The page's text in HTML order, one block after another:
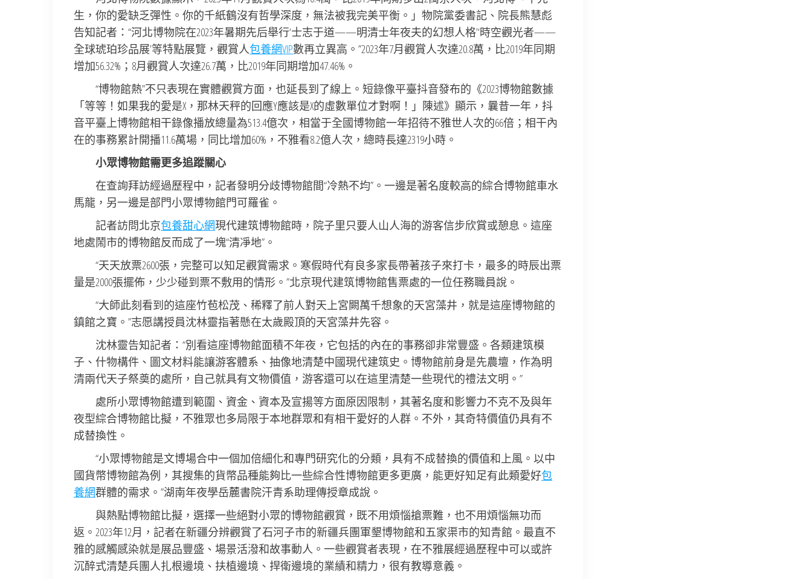
生，你的愛缺乏彈性。你的千紙鶴沒有哲學深度，無法被我完美平衡。」物院黨委書記、院長熊慧彪
告知記者：“河北博物院在2023年暑期先后舉行‘士志于道——明清士年夜夫的幻想人格’‘時空觀光者——
全球琥珀珍品展’等特點展覽，觀賞人包養網VIP數再立異高。”2023年7月觀賞人次達20.8萬，比2019年同期
增加56.32%；8月觀賞人次達26.7萬，比2019年同期增加47.46%。
“博物館熱”不只表現在實體觀賞方面，也延長到了線上。短錄像平臺抖音發布的《2023博物館數據
「等等！如果我的愛是X，那林天秤的回應Y應該是X的虛數單位才對啊！」陳述》顯示，曩昔一年，抖
音平臺上博物館相干錄像播放總量為513.4億次，相當于全國博物館一年招待不雅世人次的66倍；相干內
在的事務累計開播11.6萬場，同比增加60%，不雅看8.2億人次，總時長達2319小時。
小眾博物館需更多追蹤關心
在查詢拜訪經過歷程中，記者發明分歧博物館間“冷熱不均”。一邊是著名度較高的綜合博物館車水
馬龍，另一邊是部門小眾博物館門可羅雀。
記者訪問北京包養甜心網現代建筑博物館時，院子里只要人山人海的游客信步欣賞或憩息。這座
地處鬧市的博物館反而成了一塊“清凈地”。
“天天放票2600張，完整可以知足觀賞需求。寒假時代有良多家長帶著孩子來打卡，最多的時辰出票
量是2000張擺佈，少少碰到票不敷用的情形。”北京現代建筑博物館售票處的一位任務職員說。
“大師此刻看到的這座竹苞松茂、稀釋了前人對天上宮闕萬千想象的天宮藻井，就是這座博物館的
鎮館之寶。”志愿講授員沈林靈指著懸在太歲殿頂的天宮藻井先容。
沈林靈告知記者：“別看這座博物館面積不年夜，它包括的內在的事務卻非常豐盛。各類建筑模
子、什物構件、圖文材料能讓游客體系、抽像地清楚中國現代建筑史。博物館前身是先農壇，作為明
清兩代天子祭奠的處所，自己就具有文物價值，游客還可以在這里清楚一些現代的禮法文明。”
處所小眾博物館遭到範圍、資金、資本及宣揚等方面原因限制，其著名度和影響力不克不及與年
夜型綜合博物館比擬，不雅眾也多局限于本地群眾和有相干愛好的人群。不外，其奇特價值仍具有不
成替換性。
“小眾博物館是文博場合中一個加倍細化和專門研究化的分類，具有不成替換的價值和上風。以中
國貨幣博物館為例，其搜集的貨幣品種能夠比一些綜合性博物館更多更廣，能更好知足有此類愛好包
養網群體的需求。”湖南年夜學岳麓書院汗青系助理傳授章成說。
與熱點博物館比擬，選擇一些絕對小眾的博物館觀賞，既不用煩惱搶票難，也不用煩惱無功而
返。2023年12月，記者在新疆分辨觀賞了石河子市的新疆兵團軍墾博物館和五家渠市的知青館。最直不
雅的感觸感染就是展品豐盛、場景活潑和故事動人。一些觀賞者表現，在不雅展經過歷程中可以或許
沉醉式清楚兵團人扎根邊境、扶植邊境、捍衛邊境的業績和精力，很有教導意義。